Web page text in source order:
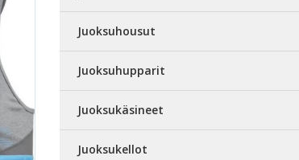
Juoksuhousut
Juoksuhupparit
Juoksukäsineet
Juoksukellot